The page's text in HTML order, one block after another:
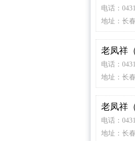
电话：
地址：长
老凤祥
电话：
地址：长
老凤祥
电话：
地址：长